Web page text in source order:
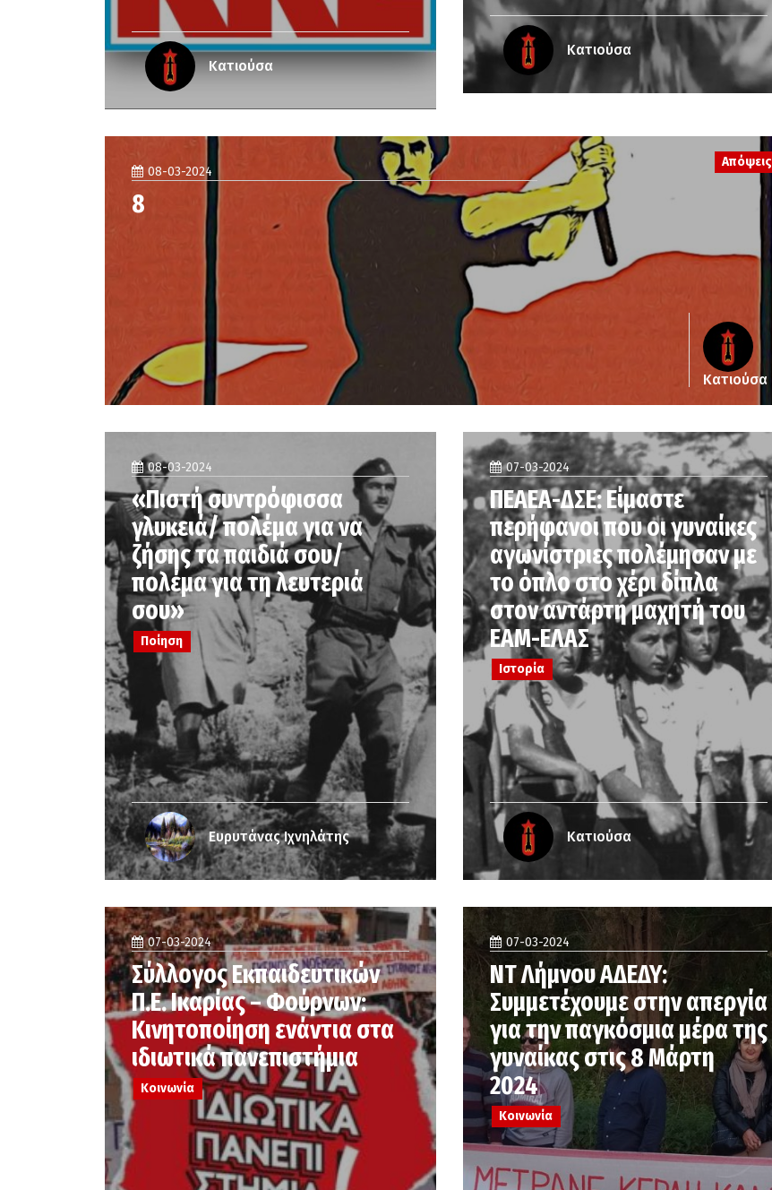
Κατιούσα
Κατιούσα
Απόψεις
08-03-2024
8
Κατιούσα
08-03-2024
«Πιστή συντρόφισσα
γλυκειά/ πολέμα για να
ζήσης τα παιδιά σου/
πολέμα για τη λευτεριά
σου»
Ποίηση
Ευρυτάνας Ιχνηλάτης
07-03-2024
ΠΕΑΕΑ-ΔΣΕ: Είμαστε
περήφανοι που οι γυναίκες
αγωνίστριες πολέμησαν με
το όπλο στο χέρι δίπλα
στον αντάρτη μαχητή του
ΕΑΜ-ΕΛΑΣ
Ιστορία
Κατιούσα
07-03-2024
Σύλλογος Εκπαιδευτικών
Π.Ε. Ικαρίας – Φούρνων:
Κινητοποίηση ενάντια στα
ιδιωτικά πανεπιστήμια
Κοινωνία
07-03-2024
ΝΤ Λήμνου ΑΔΕΔΥ:
Συμμετέχουμε στην απεργία
για την παγκόσμια μέρα της
γυναίκας στις 8 Μάρτη
2024
Κοινωνία